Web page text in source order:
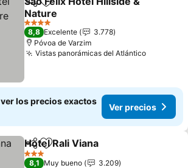
CompartirAgregar a favoritos
Nature
4 Estrellas
8,8 Excelente
3.778
Póvoa de Varzim
Vistas panorámicas del Atlántico
los precios exactos
Ver precios
CompartirAgregar a favoritos
Hotel Rali Viana
3 Estrellas
8,1 Muy bueno
3.209